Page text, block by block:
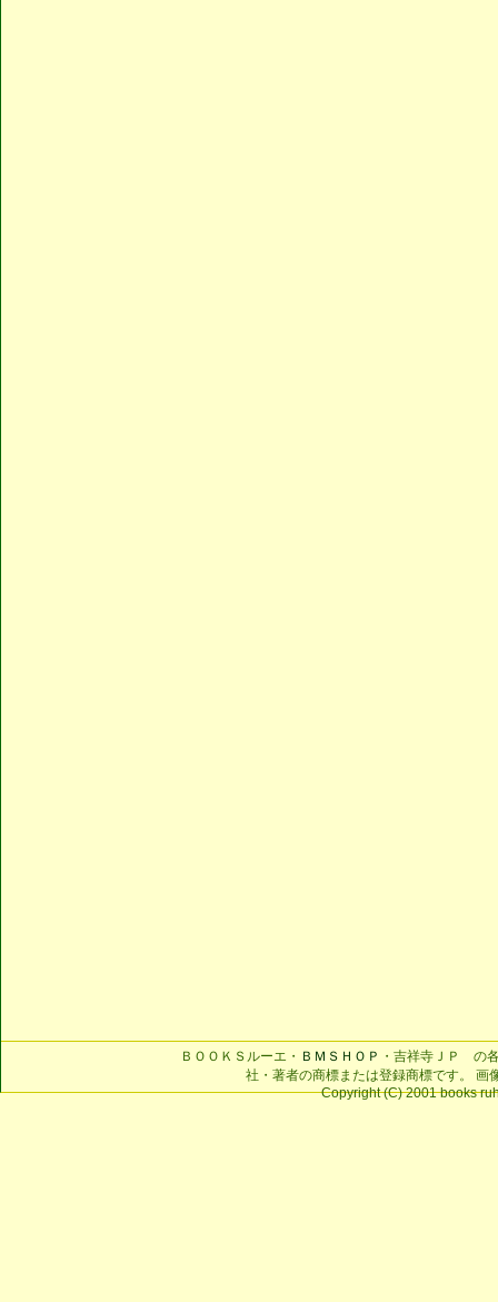
ＢＯＯＫＳルーエ・ ＢＭＳＨＯＰ ・吉祥寺ＪＰ の
社・著者の商標または登録商標です。 画
Copyright (C) 2001 books